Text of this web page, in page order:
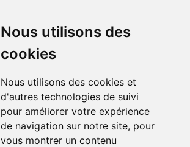
Nous utilisons des
cookies
Nous utilisons des cookies et
d'autres technologies de suivi
pour améliorer votre expérience
de navigation sur notre site, pour
vous montrer un contenu